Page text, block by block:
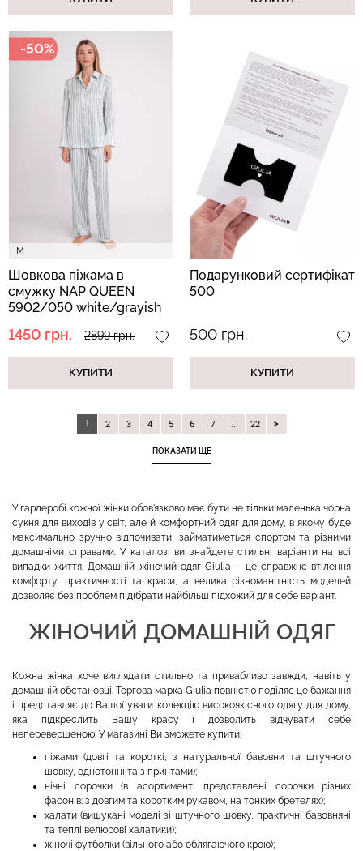
M
-50%
Шовкова піжама в
смужку NAP QUEEN
5902/050 white/grayish
1450 грн. 2899 грн.
КУПИТИ
Подарунковий сертифікат
500
500 грн.
КУПИТИ
ПОКАЗАТИ ЩЕ
1 2 3 4 5 6 7 ... 22
У гардеробі кожної жінки обов'язково має бути не тільки маленька чорна
сукня для виходів у світ, але й комфортний одяг для дому, в якому буде
максимально зручно відпочивати, займатиметься спортом та різними
домашніми справами. У каталозі ви знайдете стильні варіанти на всі
випадки життя. Домашній жіночий одяг Giulia – це справжнє втілення
комфорту, практичності та краси, а велика різноманітність моделей
дозволяє без проблем підібрати найбільш підхожий для себе варіант.
ЖІНОЧИЙ ДОМАШНІЙ ОДЯГ
Кожна жінка хоче виглядати стильно та привабливо завжди, навіть у
домашній обстановці. Торгова марка Giulia повністю поділяє це бажання
і представляє до Вашої уваги колекцію високоякісного одягу для дому,
яка підкреслить Вашу красу і дозволить відчувати себе
неперевершеною. У магазині Ви зможете купити:
піжами (довгі та короткі, з натуральної бавовни та штучного
шовку, однотонні та з принтами);
нічні сорочки (в асортименті представлені сорочки різних
фасонів: з довгим та коротким рукавом, на тонких бретелях);
халати (вишукані моделі зі штучного шовку, практичні бавовняні
та теплі велюрові халатики);
жіночі футболки (вільного або облягаючого крою);